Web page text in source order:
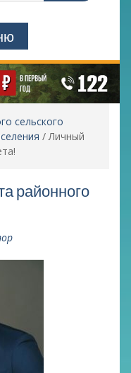
сельского
/ Личный
районного